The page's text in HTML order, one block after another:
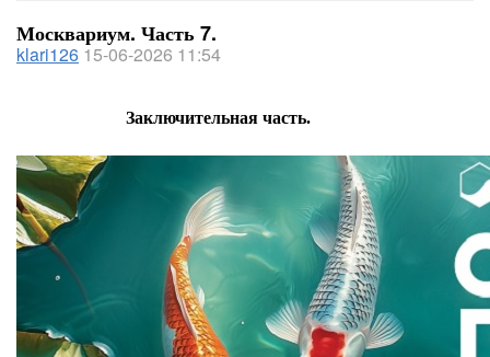
Москвариум. Часть 7.
klari126 15-06-2026 11:54
Заключительная часть.